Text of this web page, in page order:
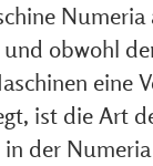
Numeria
obwohl
eine
ist die Art
der